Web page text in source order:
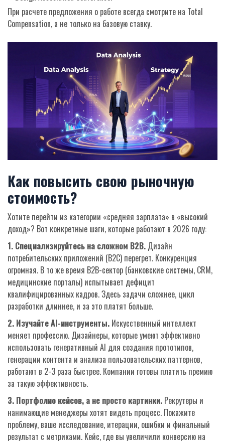
При расчете предложения о работе всегда смотрите на Total
Compensation, а не только на базовую ставку.
Как повысить свою рыночную
стоимость?
Хотите перейти из категории «средняя зарплата» в «высокий
доход»? Вот конкретные шаги, которые работают в 2026 году:
1. Специализируйтесь на сложном B2B. Дизайн
потребительских приложений (B2C) перегрет. Конкуренция
огромная. В то же время B2B-сектор (банковские системы, CRM,
медицинские порталы) испытывает дефицит
квалифицированных кадров. Здесь задачи сложнее, цикл
разработки длиннее, и за это платят больше.
2. Изучайте AI-инструменты. Искусственный интеллект
меняет профессию. Дизайнеры, которые умеют эффективно
использовать генеративный AI для создания прототипов,
генерации контента и анализа пользовательских паттернов,
работают в 2-3 раза быстрее. Компании готовы платить премию
за такую эффективность.
3. Портфолио кейсов, а не просто картинки. Рекрутеры и
нанимающие менеджеры хотят видеть процесс. Покажите
проблему, ваше исследование, итерации, ошибки и финальный
результат с метриками. Кейс, где вы увеличили конверсию на